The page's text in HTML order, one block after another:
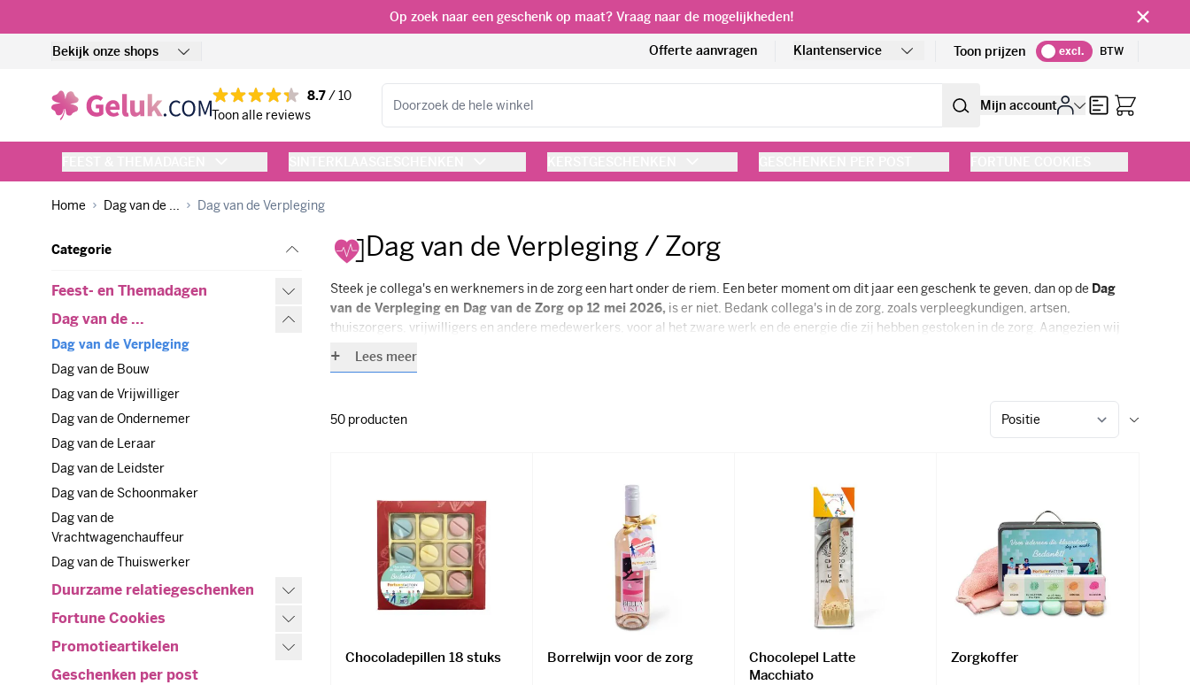
Op zoek naar een geschenk op maat? Vraag naar de mogelijkheden!
Bekijk onze shops Offerte aanvragen Klantenservice Toon prijzen excl. BTW
8.7/ 10
Toon alle reviews
Mijn account
Offerte
Home Dag van de ... Dag van de Verpleging
Categorie
Feest- en Themadagen
Feest- en Themadagen
Dag van de ...
Dag van de ...
Dag van de Verpleging
Dag van de Verpleging
Dag van de Bouw
Dag van de Bouw
Dag van de Vrijwilliger
Dag van de Vrijwilliger
Dag van de Ondernemer
Dag van de Ondernemer
Dag van de Leraar
Dag van de Leraar
Dag van de Leidster
Dag van de Leidster
Dag van de Schoonmaker
Dag van de Schoonmaker
Dag van de Vrachtwagenchauffeur
Dag van de
Vrachtwagenchauffeur
Dag van de Thuiswerker
Dag van de Thuiswerker
Duurzame relatiegeschenken
Duurzame relatiegeschenken
Fortune Cookies
Fortune Cookies
Promotieartikelen
Promotieartikelen
Geschenken per post
Geschenken per post
Dag van de Verpleging / Zorg
Steek je collega's en werknemers in de zorg een hart onder de riem. Een beter moment om dit jaar een geschenk te geven, dan op de Dag
van de Verpleging en Dag van de Zorg op 12 mei 2026, is er niet. Bedank collega's in de zorg, zoals verpleegkundigen, artsen,
thuiszorgers, vrijwilligers en andere medewerkers, voor al het zware werk en de energie die zij hebben gestoken in de zorg. Aangezien wij
en grote oplages, voor uiteenlopende budgetten.
Lees meer
50 producten
Chocoladepillen 18 stuks Borrelwijn voor de zorg
Chocolepel Latte
Macchiato
Zorgkoffer